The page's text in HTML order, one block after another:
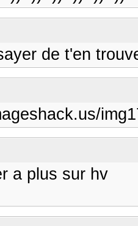
de t'en
a plus sur hv